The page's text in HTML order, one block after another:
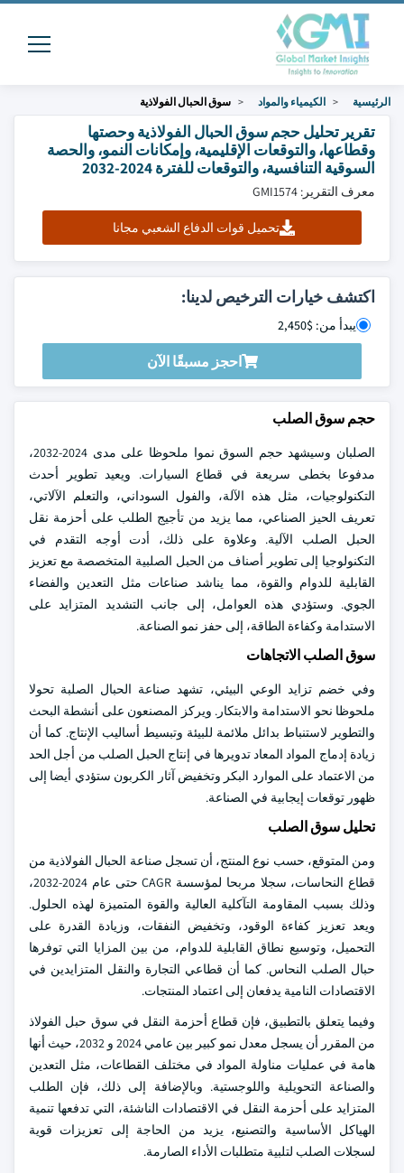
الرئيسية الكيمياء والمواد سوق الحبال الفولاذية
تقرير تحليل حجم سوق الحبال الفولاذية وحصتها
وقطاعها، والتوقعات الإقليمية، وإمكانات النمو، والحصة
السوقية التنافسية، والتوقعات للفترة 2024-2032
معرف التقرير: GMI1574
تحميل قوات الدفاع الشعبي مجانا
اكتشف خيارات الترخيص لدينا:
يبدأ من: $2,450
احجز مسبقًا الآن
حجم سوق الصلب
الصلبان وسيشهد حجم السوق نموا ملحوظا على مدى 2024-2032،
مدفوعا بخطى سريعة في قطاع السيارات. ويعيد تطوير أحدث
التكنولوجيات، مثل هذه الآلة، والفول السوداني، والتعلم الآلاتي،
تعريف الحيز الصناعي، مما يزيد من تأجيج الطلب على أحزمة نقل
الحبل الصلب الآلية. وعلاوة على ذلك، أدت أوجه التقدم في
التكنولوجيا إلى تطوير أصناف من الحبل الصلبية المتخصصة مع تعزيز
القابلية للدوام والقوة، مما يناشد صناعات مثل التعدين والفضاء
الجوي. وستؤدي هذه العوامل، إلى جانب التشديد المتزايد على
الاستدامة وكفاءة الطاقة، إلى حفز نمو الصناعة.
سوق الصلب الاتجاهات
وفي خضم تزايد الوعي البيئي، تشهد صناعة الحبال الصلبة تحولا
ملحوظا نحو الاستدامة والابتكار. ويركز المصنعون على أنشطة البحث
والتطوير لاستنباط بدائل ملائمة للبيئة وتبسيط أساليب الإنتاج. كما أن
زيادة إدماج المواد المعاد تدويرها في إنتاج الحبل الصلب من أجل الحد
من الاعتماد على الموارد البكر وتخفيض آثار الكربون ستؤدي أيضا إلى
ظهور توقعات إيجابية في الصناعة.
تحليل سوق الصلب
ومن المتوقع، حسب نوع المنتج، أن تسجل صناعة الحبال الفولاذية من
قطاع النحاسات، سجلا مربحا لمؤسسة CAGR حتى عام 2024-2032،
وذلك بسبب المقاومة التآكلية العالية والقوة المتميزة لهذه الحلول.
ويعد تعزيز كفاءة الوقود، وتخفيض النفقات، وزيادة القدرة على
التحميل، وتوسيع نطاق القابلية للدوام، من بين المزايا التي توفرها
حبال الصلب النحاس. كما أن قطاعي التجارة والنقل المتزايدين في
الاقتصادات النامية يدفعان إلى اعتماد المنتجات.
وفيما يتعلق بالتطبيق، فإن قطاع أحزمة النقل في سوق حبل الفولاذ
من المقرر أن يسجل معدل نمو كبير بين عامي 2024 و 2032، حيث أنها
هامة في عمليات مناولة المواد في مختلف القطاعات، مثل التعدين
والصناعة التحويلية واللوجستية. وبالإضافة إلى ذلك، فإن الطلب
المتزايد على أحزمة النقل في الاقتصادات الناشئة، التي تدفعها تنمية
الهياكل الأساسية والتصنيع، يزيد من الحاجة إلى تعزيزات قوية
لسجلات الصلب لتلبية متطلبات الأداء الصارمة.